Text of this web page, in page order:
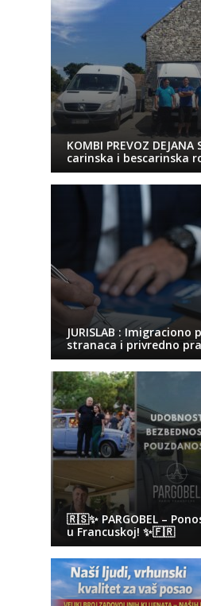
KOMBI PREVOZ DEJANA
carinska i bescarinska
JURISLAB : Imigraciono
stranaca i privredno
🇷🇸✨ PARGOBEL –
u Francuskoj! ✨🇫🇷